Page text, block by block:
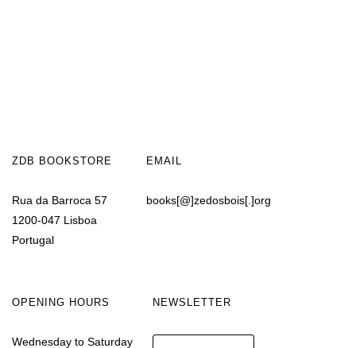
ZDB BOOKSTORE
Rua da Barroca 57
1200-047 Lisboa
Portugal
EMAIL
books[@]zedosbois[.]org
OPENING HOURS
Wednesday to Saturday
NEWSLETTER